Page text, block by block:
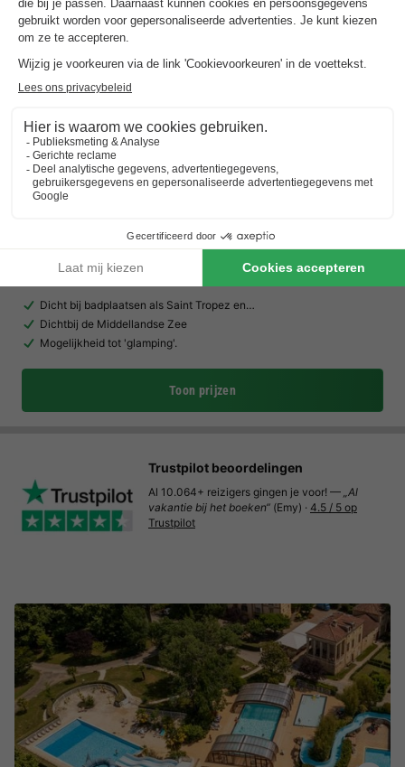
Camping RCN Domaine de la Noguière ★★★★
Provence-alpes-côte D'azur,Le Muy Kaart
Zeer goed
Dicht bij badplaatsen als Saint Tropez en…
Dichtbij de Middellandse Zee
Mogelijkheid tot 'glamping'.
Toon prijzen
Trustpilot beoordelingen
Al 10.064+ reizigers gingen je voor! — „Al
vakantie bij het boeken“ (Emy) · 4.5 / 5 op
Trustpilot